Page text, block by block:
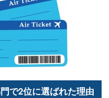
で2位に選ばれた理由